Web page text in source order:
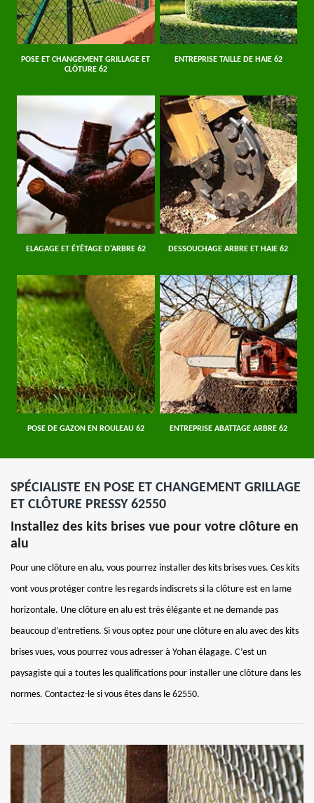
POSE ET CHANGEMENT GRILLAGE ET
CLÔTURE 62
ENTREPRISE TAILLE DE HAIE 62
ELAGAGE ET ÉTÊTAGE D'ARBRE 62 DESSOUCHAGE ARBRE ET HAIE 62
POSE DE GAZON EN ROULEAU 62 ENTREPRISE ABATTAGE ARBRE 62
SPÉCIALISTE EN POSE ET CHANGEMENT GRILLAGE
ET CLÔTURE PRESSY 62550
Installez des kits brises vue pour votre clôture en
alu
Pour une clôture en alu, vous pourrez installer des kits brises vues. Ces kits
vont vous protéger contre les regards indiscrets si la clôture est en lame
horizontale. Une clôture en alu est très élégante et ne demande pas
beaucoup d’entretiens. Si vous optez pour une clôture en alu avec des kits
brises vues, vous pourrez vous adresser à Yohan élagage. C’est un
paysagiste qui a toutes les qualifications pour installer une clôture dans les
normes. Contactez-le si vous êtes dans le 62550.